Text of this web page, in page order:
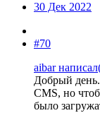
30 Дек 2022
#70
aibar
Добрый
CMS, но
было